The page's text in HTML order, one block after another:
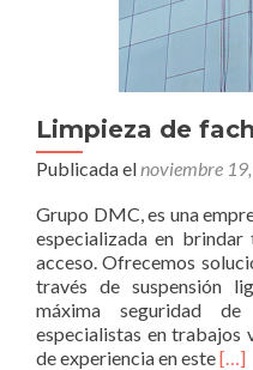
Limpieza de
Publicada elnoviembre
Grupo DMC, es una
especializada en
acceso. Ofrecemos
través de suspensión
máxima seguridad
especialistas en trabajos
de experiencia en esteRead
[…]